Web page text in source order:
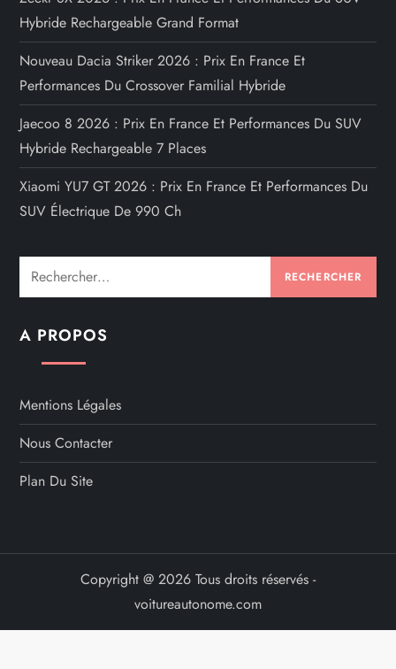
Hybride Rechargeable Grand Format
Nouveau Dacia Striker 2026 : Prix En France Et
Performances Du Crossover Familial Hybride
Jaecoo 8 2026 : Prix En France Et Performances Du SUV
Hybride Rechargeable 7 Places
Xiaomi YU7 GT 2026 : Prix En France Et Performances Du
SUV Électrique De 990 Ch
Rechercher :
A PROPOS
Mentions Légales
Nous Contacter
Plan Du Site
Copyright @ 2026 Tous droits réservés -
voitureautonome.com